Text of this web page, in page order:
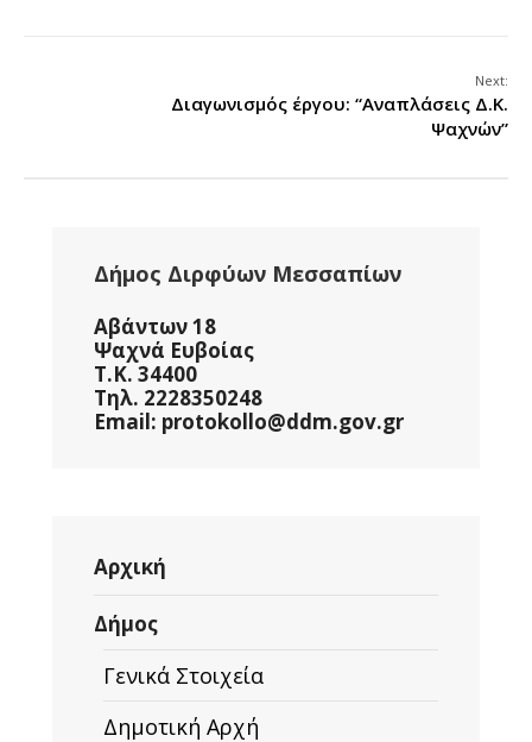
Next:
Διαγωνισμός έργου: “Αναπλάσεις Δ.Κ.
Ψαχνών”
Δήμος Διρφύων Μεσσαπίων
Αβάντων 18
Ψαχνά Ευβοίας
Τ.Κ. 34400
Τηλ. 2228350248
Email: protokollo@ddm.gov.gr
Αρχική
Δήμος
Γενικά Στοιχεία
Δημοτική Αρχή